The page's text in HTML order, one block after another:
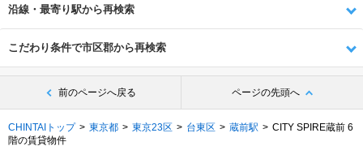
沿線・最寄り駅から再検索
こだわり条件で市区郡から再検索
前のページへ戻る ページの先頭へ
CHINTAIトップ 東京都 東京23区 台東区 蔵前駅
CITY SPIRE蔵前 6
階の賃貸物件